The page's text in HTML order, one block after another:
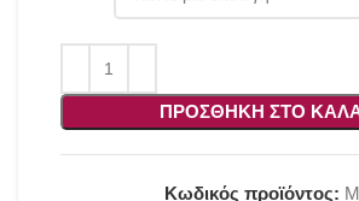
ΠΡΟΣΘΉΚΗ ΣΤΟ
Κωδικός προϊόντος: